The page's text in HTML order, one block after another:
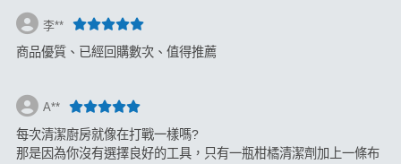
李**
商品優質、已經回購數次、值得推薦
A**
每次清潔廚房就像在打戰一樣嗎?
那是因為你沒有選擇良好的工具，只有一瓶柑橘清潔劑加上一條布